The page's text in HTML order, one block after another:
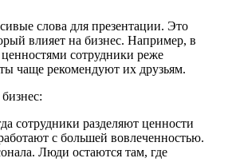
слова для презентации. Это
влияет на бизнес. Например, в
сотрудники реже
чаще рекомендуют их друзьям.
сотрудники разделяют ценности
с большей вовлеченностью.
Люди остаются там, где